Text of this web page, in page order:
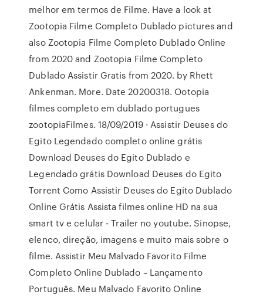
melhor em termos de Filme. Have a look at
Zootopia Filme Completo Dublado pictures and
also Zootopia Filme Completo Dublado Online
from 2020 and Zootopia Filme Completo
Dublado Assistir Gratis from 2020. by Rhett
Ankenman. More. Date 20200318. Ootopia
filmes completo em dublado portugues
zootopiaFilmes. 18/09/2019 · Assistir Deuses do
Egito Legendado completo online grátis
Download Deuses do Egito Dublado e
Legendado grátis Download Deuses do Egito
Torrent Como Assistir Deuses do Egito Dublado
Online Grátis Assista filmes online HD na sua
smart tv e celular - Trailer no youtube. Sinopse,
elenco, direção, imagens e muito mais sobre o
filme. Assistir Meu Malvado Favorito Filme
Completo Online Dublado ~ Lançamento
Português. Meu Malvado Favorito Online